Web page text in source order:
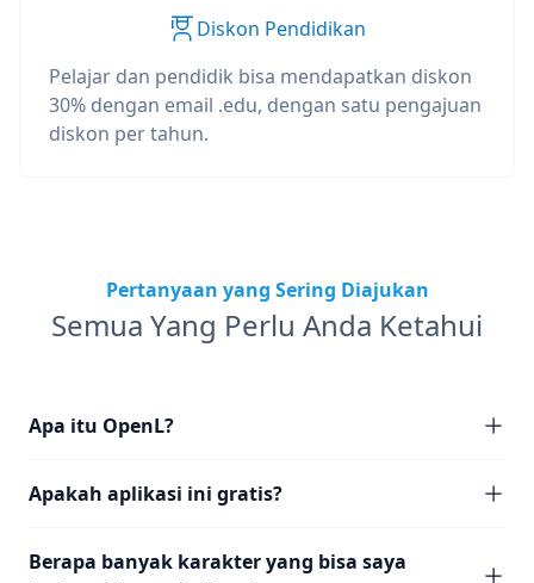
Diskon Pendidikan
Pelajar dan pendidik bisa mendapatkan diskon
30% dengan email .edu, dengan satu pengajuan
diskon per tahun.
Pertanyaan yang Sering Diajukan
Semua Yang Perlu Anda Ketahui
Apa itu OpenL?
Apakah aplikasi ini gratis?
Berapa banyak karakter yang bisa saya